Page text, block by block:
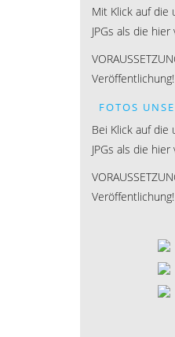
Mit Klick auf die
JPGs als die
Veröffentlichung!
FOTOS
Bei Klick auf
JPGs als die
Veröffentlichung!